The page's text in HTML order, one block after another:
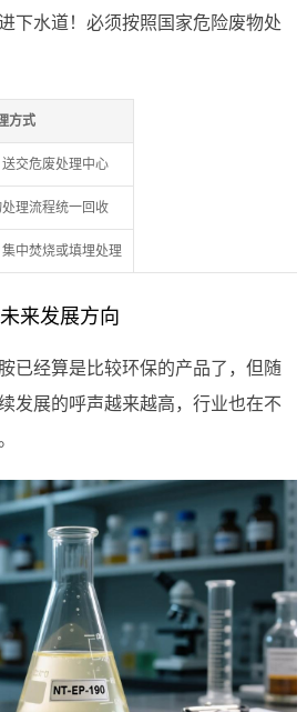
下水道！必须按照国家危险废物处
方式
交危废处理中心
理流程统一回收
中焚烧或填埋处理
来发展方向
已经算是比较环保的产品了，但随
发展的呼声越来越高，行业也在不